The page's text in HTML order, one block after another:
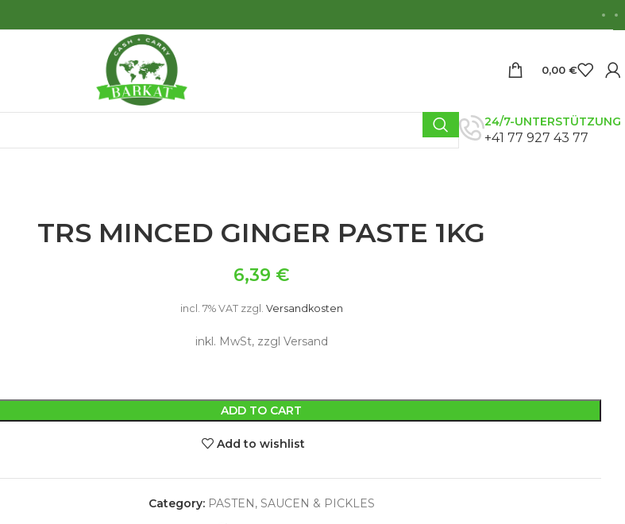
0,00 €
24/7-UNTERSTÜTZUNG
+41 77 927 43 77
TRS MINCED GINGER PASTE 1KG
6,39 €
incl. 7% VAT zzgl. Versandkosten
inkl. MwSt, zzgl Versand
ADD TO CART
Add to wishlist
Category: PASTEN, SAUCEN & PICKLES